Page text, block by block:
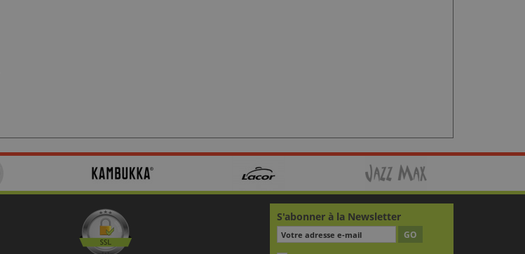
S'abonner à la Newsletter
GO